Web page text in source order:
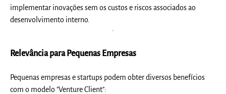
implementar inovações sem os custos e riscos associados ao
desenvolvimento interno.
Relevância para Pequenas Empresas
Pequenas empresas e startups podem obter diversos benefícios
com o modelo "Venture Client":